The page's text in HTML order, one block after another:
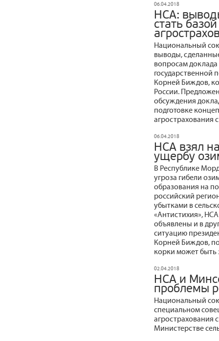
06.04.2018
НСА:
стать
Национальный
выводы,
вопросам доклада
государственной
Корней Биждов,
России.
обсуждения
подготовке
агрострахования
06.04.2018
НСА взял
ущербу
В Республике
угроза гибели
образования на
российский
убытками в
«Антистихия»,
объявлены и в
ситуацию
Корней Биждов,
корки может быть
02.04.2018
НСА и
проблемы
Национальный
специальном
агрострахования
Министерстве